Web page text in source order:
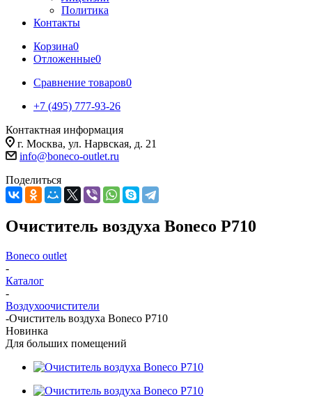
Политика
Контакты
Корзина0
Отложенные0
Сравнение товаров0
+7 (495) 777-93-26
Контактная информация
г. Москва, ул. Нарвская, д. 21
info@boneco-outlet.ru
Поделиться
Очиститель воздуха Boneco P710
Boneco outlet
-
Каталог
-
Воздухоочистители
-Очиститель воздуха Boneco P710
Новинка
Для больших помещений